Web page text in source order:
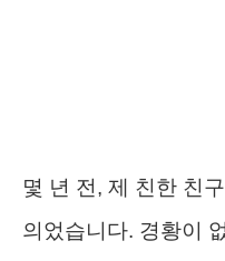
몇 년 전, 제 친한 친
의었습니다. 경황이